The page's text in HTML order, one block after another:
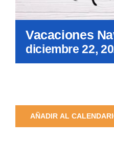
Vacaciones
diciembre 22,
AÑADIR AL